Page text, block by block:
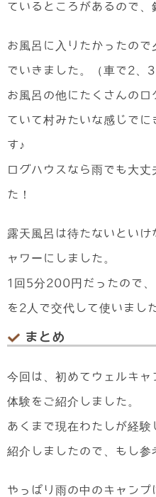
ているところがあるので、
お風呂に入りたかったの
でいきました。（車で2、3
お風呂の他にたくさんの
ていて村みたいな感じで
す♪
ログハウスなら雨でも大
た！
露天風呂は待たないとい
ャワーにしました。
1回5分200円だったので
を2人で交代して使いまし
まとめ
今回は、初めてウェルキ
体験をご紹介しました。
あくまで現在わたしが経
紹介しましたので、もし参
やっぱり雨の中のキャン